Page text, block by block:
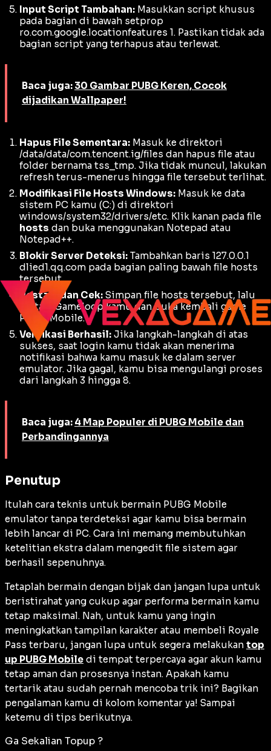
Input Script Tambahan: Masukkan script khusus
pada bagian di bawah setprop
ro.com.google.locationfeatures 1. Pastikan tidak ada
bagian script yang terhapus atau terlewat.
Baca juga: 30 Gambar PUBG Keren, Cocok
dijadikan Wallpaper!
Hapus File Sementara: Masuk ke direktori
/data/data/com.tencent.ig/files dan hapus file atau
folder bernama tss_tmp. Jika tidak muncul, lakukan
refresh terus-menerus hingga file tersebut terlihat.
Modifikasi File Hosts Windows: Masuk ke data
sistem PC kamu (C:) di direktori
windows/system32/drivers/etc. Klik kanan pada file
hosts dan buka menggunakan Notepad atau
Notepad++.
Blokir Server Deteksi: Tambahkan baris 127.0.0.1
dlied1.qq.com pada bagian paling bawah file hosts
tersebut.
Restart dan Cek: Simpan file hosts tersebut, lalu
restart
Gameloop kamu dan buka kembali game
PUBG Mobile.
Verifikasi Berhasil: Jika langkah-langkah di atas
sukses, saat login kamu tidak akan menerima
notifikasi bahwa kamu masuk ke dalam server
emulator. Jika gagal, kamu bisa mengulangi proses
dari langkah 3 hingga 8.
Baca juga: 4 Map Populer di PUBG Mobile dan
Perbandingannya
Penutup
Itulah cara teknis untuk bermain PUBG Mobile
emulator tanpa terdeteksi agar kamu bisa bermain
lebih lancar di PC. Cara ini memang membutuhkan
ketelitian ekstra dalam mengedit file sistem agar
berhasil sepenuhnya.
Tetaplah bermain dengan bijak dan jangan lupa untuk
beristirahat yang cukup agar performa bermain kamu
tetap maksimal. Nah, untuk kamu yang ingin
meningkatkan tampilan karakter atau membeli Royale
Pass terbaru, jangan lupa untuk segera melakukan top
up PUBG Mobile di tempat terpercaya agar akun kamu
tetap aman dan prosesnya instan. Apakah kamu
tertarik atau sudah pernah mencoba trik ini? Bagikan
pengalaman kamu di kolom komentar ya! Sampai
ketemu di tips berikutnya.
Ga Sekalian Topup ?